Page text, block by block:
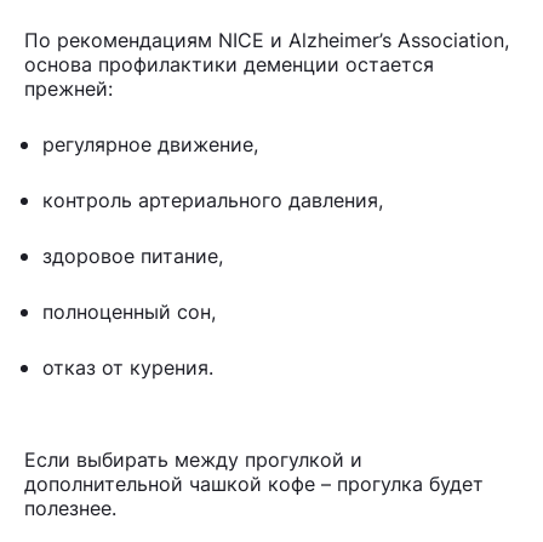
По рекомендациям NICE и Alzheimer’s Association,
основа профилактики деменции остается
прежней:
регулярное движение,
контроль артериального давления,
здоровое питание,
полноценный сон,
отказ от курения.
Если выбирать между прогулкой и
дополнительной чашкой кофе – прогулка будет
полезнее.